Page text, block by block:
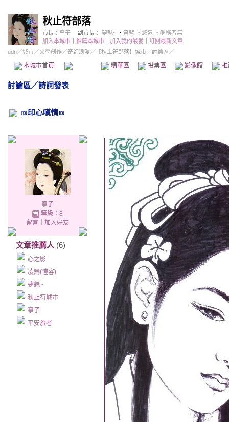
秋止符部落
市長： 寧子 副市長： 夢魅~ 、 笛藍 、 悠遠 、 暱稱者無
加入本城市
推薦本城市 加入我的最愛
訂閱最新文章
udn／城市／文學創作／奇幻浪漫 ／ 【秋止符部落】城市／討論區／
本城市首頁 精華區 投票區 影像館
討論區／詩詞發表
₪印心嘆情₪
寧子
等級：8
留言｜ 加入好友
文章推薦人 (6)
心之影
凌嫣(愷容)
夢魅~
秋止符城市
寧子
平安旅者